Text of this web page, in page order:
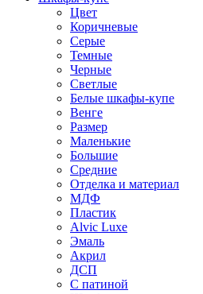
Цвет
Коричневые
Серые
Темные
Черные
Светлые
Белые шкафы-купе
Венге
Размер
Маленькие
Большие
Средние
Отделка и материал
МДФ
Пластик
Alvic Luxe
Эмаль
Акрил
ДСП
С патиной